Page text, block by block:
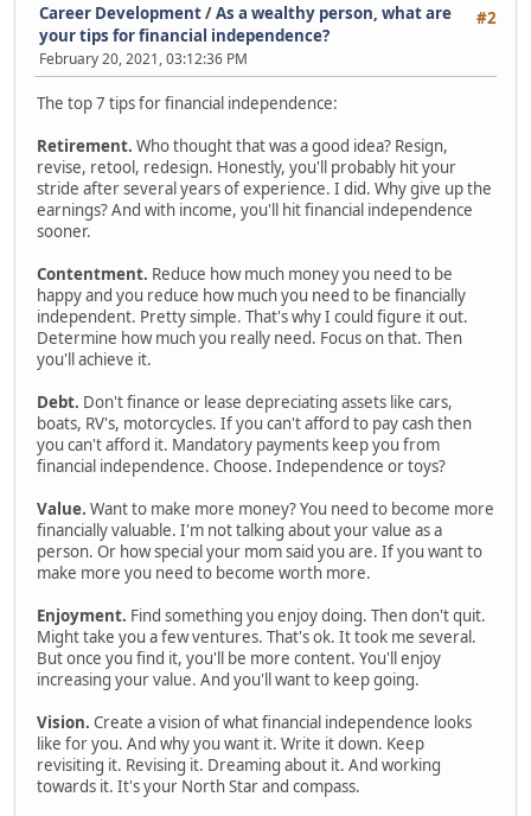
#2
Career Development/As a wealthy person, what are
your tips for financial independence?
February 20, 2021, 03:12:36 PM
The top 7 tips for financial independence:
Retirement. Who thought that was a good idea? Resign,
revise, retool, redesign. Honestly, you'll probably hit your
stride after several years of experience. I did. Why give up the
earnings? And with income, you'll hit financial independence
sooner.
Contentment. Reduce how much money you need to be
happy and you reduce how much you need to be financially
independent. Pretty simple. That's why I could figure it out.
Determine how much you really need. Focus on that. Then
you'll achieve it.
Debt. Don't finance or lease depreciating assets like cars,
boats, RV's, motorcycles. If you can't afford to pay cash then
you can't afford it. Mandatory payments keep you from
financial independence. Choose. Independence or toys?
Value. Want to make more money? You need to become more
financially valuable. I'm not talking about your value as a
person. Or how special your mom said you are. If you want to
make more you need to become worth more.
Enjoyment. Find something you enjoy doing. Then don't quit.
Might take you a few ventures. That's ok. It took me several.
But once you find it, you'll be more content. You'll enjoy
increasing your value. And you'll want to keep going.
Vision. Create a vision of what financial independence looks
like for you. And why you want it. Write it down. Keep
revisiting it. Revising it. Dreaming about it. And working
towards it. It's your North Star and compass.